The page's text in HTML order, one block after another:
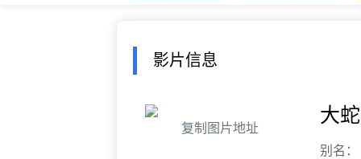
影片信息
复制图片地址
大
别名：